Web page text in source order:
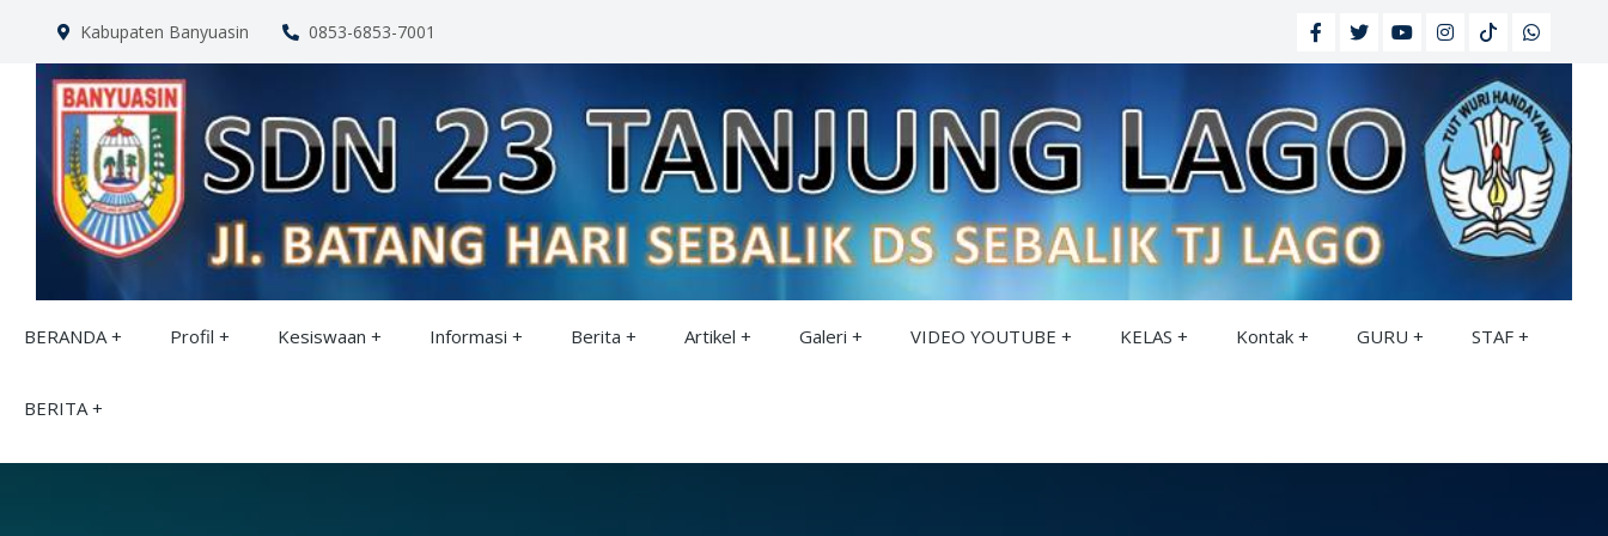
Kabupaten Banyuasin 0853-6853-7001
BERANDA Profil Kesiswaan Informasi Berita Artikel Galeri VIDEO YOUTUBE KELAS Kontak GURU STAF
BERITA